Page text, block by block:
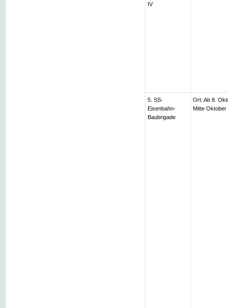
IV
5. SS-
Eisenbahn-
Baubrigade
Ort: Ab 8.
Mitte